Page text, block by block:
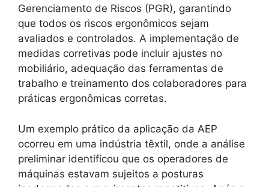
Gerenciamento de Riscos (PGR), garantindo
que todos os riscos ergonômicos sejam
avaliados e controlados. A implementação de
medidas corretivas pode incluir ajustes no
mobiliário, adequação das ferramentas de
trabalho e treinamento dos colaboradores para
práticas ergonômicas corretas.
Um exemplo prático da aplicação da AEP
ocorreu em uma indústria têxtil, onde a análise
preliminar identificou que os operadores de
máquinas estavam sujeitos a posturas